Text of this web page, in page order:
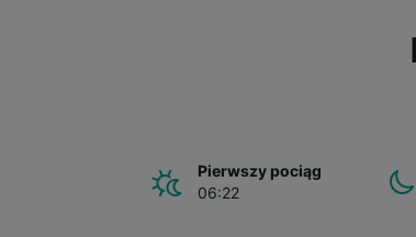
Pierwszy pociąg
06:22